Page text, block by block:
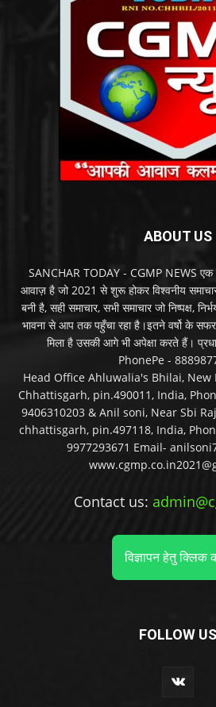
ABOUT US
SANCHAR TODAY - CGMP NEWS एक
आवाज़ है जो 2021 से शुरू होकर विश्वनीय
बनी है, सही समाचार, सभी समाचार जो निष्पक्ष,
भावना से आप तक पहुँचा रहा है।इतने वर्षो के
मिला है उसकी आगे भी अपेक्षा करते हैं।
PhonePe -
Head Office Ahluwalia's Bhilai,
Chhattisgarh, pin.490011, India,
9406310203 & Anil soni, Near Sbi
chhattisgarh, pin.497118, India,
9977293671 Email-
Contact us:
विज्ञापन हेतु क्लिक
FOLLOW US